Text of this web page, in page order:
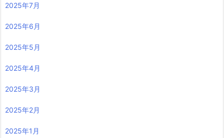
2025年7月
2025年6月
2025年5月
2025年4月
2025年3月
2025年2月
2025年1月